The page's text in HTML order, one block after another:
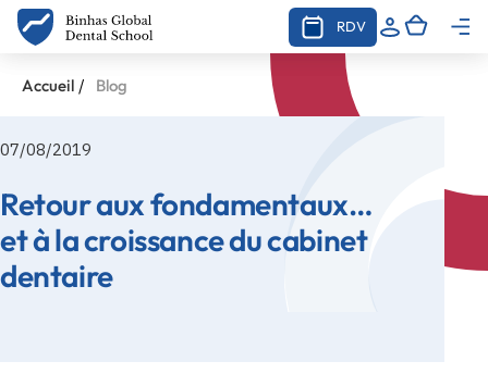
RDV
Accueil / Blog
07/08/2019
Retour aux fondamentaux…
et à la croissance du cabinet
dentaire